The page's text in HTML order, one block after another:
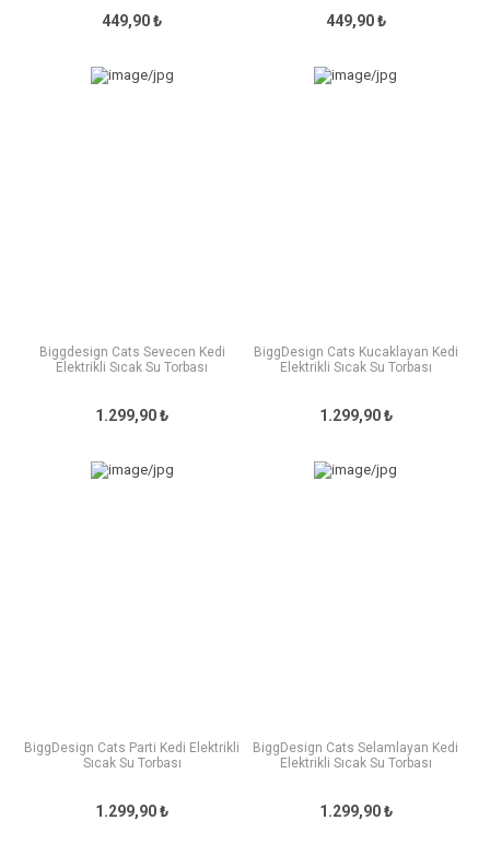
449,90 ₺ 449,90 ₺
Biggdesign Cats Sevecen Kedi
Elektrikli Sıcak Su Torbası
1.299,90 ₺
BiggDesign Cats Kucaklayan Kedi
Elektrikli Sıcak Su Torbası
1.299,90 ₺
BiggDesign Cats Parti Kedi Elektrikli
Sıcak Su Torbası
1.299,90 ₺
BiggDesign Cats Selamlayan Kedi
Elektrikli Sıcak Su Torbası
1.299,90 ₺